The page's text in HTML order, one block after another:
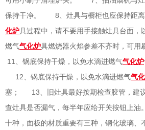
保持干净。 8、灶具与橱柜也应保持距
化炉具过程中，请不要用手接触灶具台面
燃气气化炉具燃烧器火焰参差不齐时，可
11、锅底保持干燥，以免水滴进燃气气化炉
12、锅底保持干燥，以免水滴进燃气气
塞； 13、旧灶具最好按期检查胶管，
查灶具是否漏气，每半年应给开关按钮上油
十种，面板的材质重要有三种，钢化玻璃、